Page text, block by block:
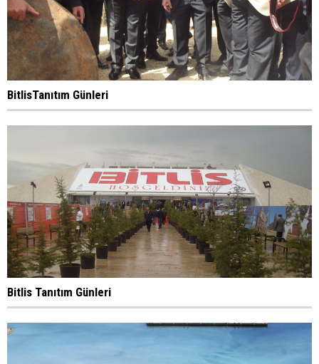
BitlisTanıtım Günleri
Bitlis Tanıtım Günleri